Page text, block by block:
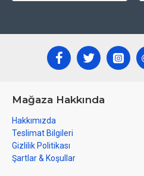
Mağaza Hakkında
Hakkımızda
Teslimat Bilgileri
Gizlilik Politikası
Şartlar & Koşullar